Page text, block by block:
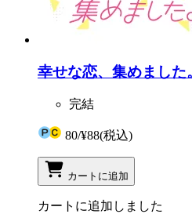
幸せな恋、集めました
完結
80/¥88(税込)
カートに追加
カートに追加しました